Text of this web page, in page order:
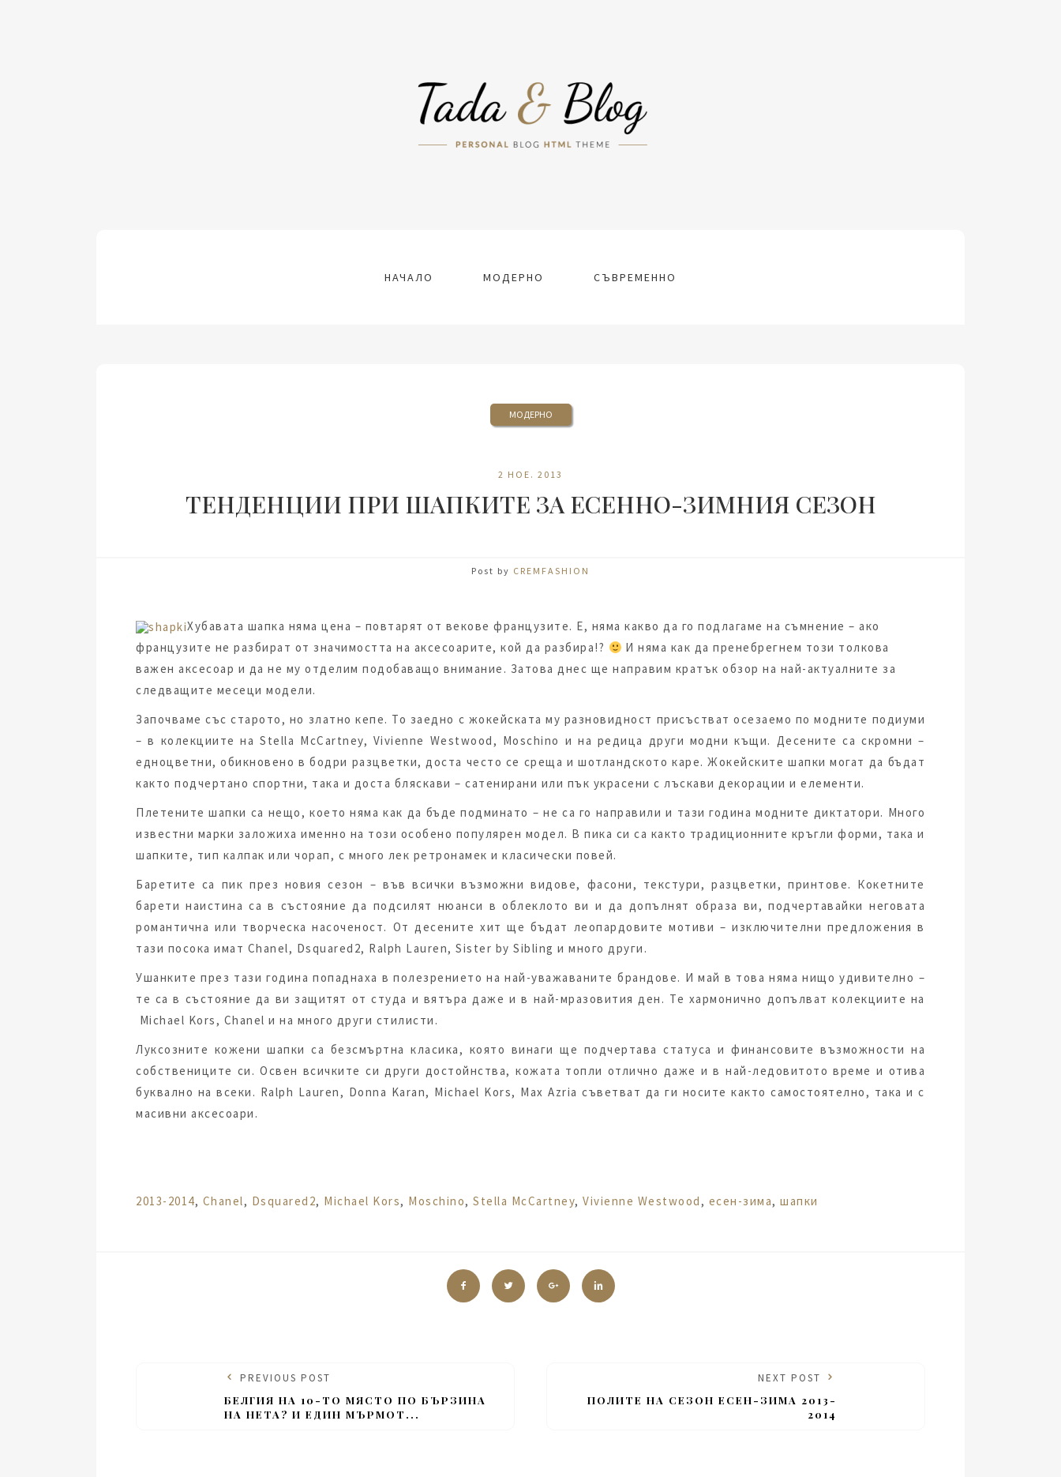
НАЧАЛО МОДЕРНО СЪВРЕМЕННО
МОДЕРНО
2 НОЕ. 2013
ТЕНДЕНЦИИ ПРИ ШАПКИТЕ ЗА ЕСЕННО-ЗИМНИЯ СЕЗОН
Post by CREMFASHION
Хубавата шапка няма цена – повтарят от векове французите. Е, няма какво да го подлагаме на съмнение – ако
французите не разбират от значимостта на аксесоарите, кой да разбира!?
И няма как да пренебрегнем този толкова
важен аксесоар и да не му отделим подобаващо внимание. Затова днес ще направим кратък обзор на най-актуалните за
следващите месеци модели.
Започваме със старото, но златно кепе. То заедно с жокейската му разновидност присъстват осезаемо по модните подиуми
– в колекциите на Stella McCartney, Vivienne Westwood, Moschino и на редица други модни къщи. Десените са скромни –
едноцветни, обикновено в бодри разцветки, доста често се среща и шотландското каре. Жокейските шапки могат да бъдат
както подчертано спортни, така и доста бляскави – сатенирани или пък украсени с лъскави декорации и елементи.
Плетените шапки са нещо, което няма как да бъде подминато – не са го направили и тази година модните диктатори. Много
известни марки заложиха именно на този особено популярен модел. В пика си са както традиционните кръгли форми, така и
шапките, тип калпак или чорап, с много лек ретронамек и класически повей.
Баретите са пик през новия сезон – във всички възможни видове, фасони, текстури, разцветки, принтове. Кокетните
барети наистина са в състояние да подсилят нюанси в облеклото ви и да допълнят образа ви, подчертавайки неговата
романтична или творческа насоченост. От десените хит ще бъдат леопардовите мотиви – изключителни предложения в
тази посока имат Сhanel, Dsquared2, Ralph Lauren, Sister by Sibling и много други.
Ушанките през тази година попаднаха в полезрението на най-уважаваните брандове. И май в това няма нищо удивително –
те са в състояние да ви защитят от студа и вятъра даже и в най-мразовития ден. Те хармонично допълват колекциите на
Michael Kors, Chanel и на много други стилисти.
Луксозните кожени шапки са безсмъртна класика, която винаги ще подчертава статуса и финансовите възможности на
собствениците си. Освен всичките си други достойнства, кожата топли отлично даже и в най-ледовитото време и отива
буквално на всеки. Ralph Lauren, Donna Karan, Michael Kors, Max Azria съветват да ги носите както самостоятелно, така и с
масивни аксесоари.
Tags:
2013-2014, Chanel, Dsquared2, Michael Kors, Moschino, Stella McCartney, Vivienne Westwood, есен-зима, шапки
PREVIOUS POST
БЕЛГИЯ НА 10-ТО МЯСТО ПО БЪРЗИНА
НА НЕТА? И ЕДИН МЪРМОТ...
NEXT POST
ПОЛИТЕ НА СЕЗОН ЕСЕН-ЗИМА 2013-
2014